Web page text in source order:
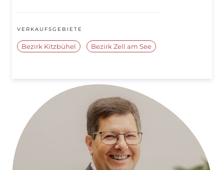
VERKAUFSGEBIETE
Bezirk Kitzbühel Bezirk Zell am See